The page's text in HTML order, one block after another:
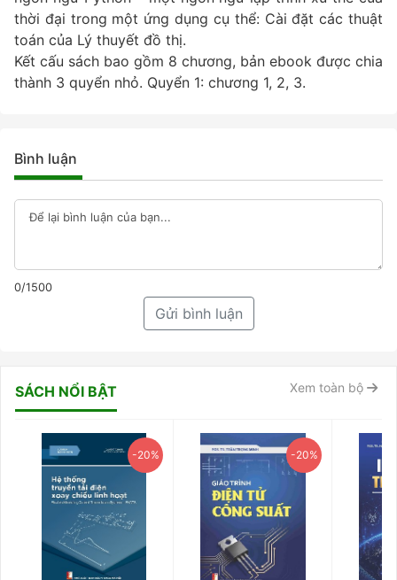
thời đại trong một ứng dụng cụ thể: Cài đặt các thuật
toán của Lý thuyết đồ thị.
Kết cấu sách bao gồm 8 chương, bản ebook được chia
thành 3 quyển nhỏ. Quyển 1: chương 1, 2, 3.
Bình luận
0/1500
Gửi bình luận
SÁCH NỔI BẬT Xem toàn bộ
-20% -20%